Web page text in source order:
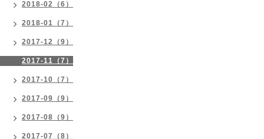
2018-02（6）
2018-01（7）
2017-12（9）
2017-11（7）
2017-10（7）
2017-09（9）
2017-08（9）
2017-07（8）